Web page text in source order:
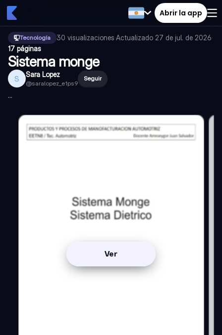
Abrir la app
Tecnología 30 visualizaciones·Actualizado 27 de jul. de 2026·
17 páginas
Sistema monge
S Sara Lopez
@saralopez_e1ps9
Seguir
...
Ver